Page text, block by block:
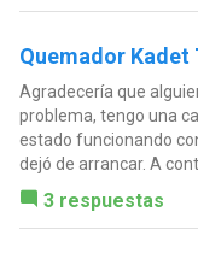
Quemador Kadet
Agradecería que
problema, tengo una
estado funcionando
dejó de arrancar. A
3 respuestas